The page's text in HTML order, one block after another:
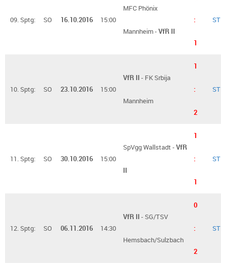
09. Sptg: SO 16.10.2016 15:00
MFC Phönix
Mannheim -VfR II
:
1
ST
10. Sptg: SO 23.10.2016 15:00
VfR II - FK Srbija
Mannheim
1
:
2
ST
11. Sptg: SO 30.10.2016 15:00
SpVgg Wallstadt -VfR
II
1
:
1
ST
12. Sptg: SO 06.11.2016 14:30
VfR II - SG/TSV
Hemsbach/Sulzbach
0
:
2
ST